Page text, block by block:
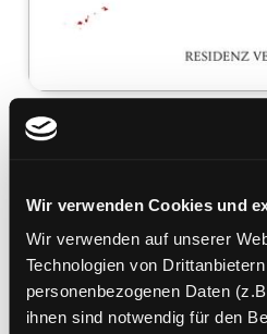
Wir verwenden Cookies und
Wir verwenden auf unserer
Technologien von
personenbezogenen Daten
ihnen sind notwendig für den
Japan
Mediengruppe:
Sachbuch
Verfasser:Suche nach
Brandner, Judith
Beschreibung ein-/
Mehr Informationen ein-/